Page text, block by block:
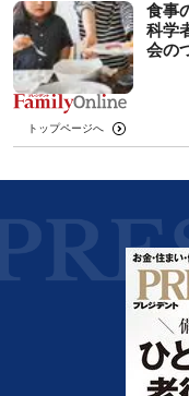
食事
科学
会の
トップページへ